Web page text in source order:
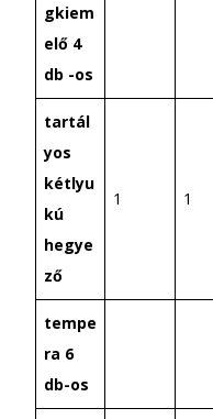
gkiem
elő 4
db -os
tartál
yos
kétlyu
kú
hegye
ző
1 1
tempe
ra 6
db-os